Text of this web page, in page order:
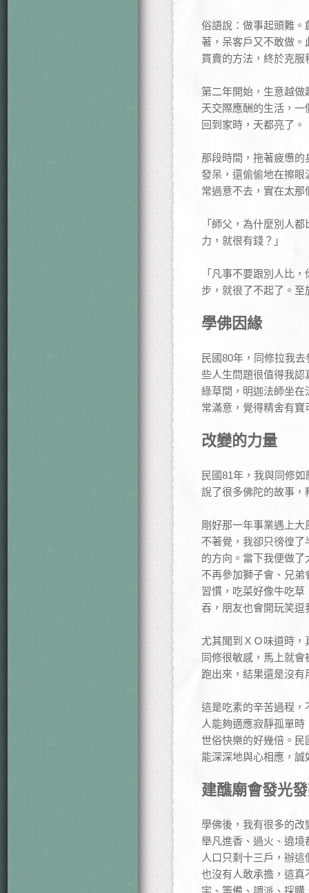
俗語說：做事起頭難
著，呆客戶又不敢做
買賣的方法，終於克
第二年開始，生意越
天交際應酬的生活，
回到家時，天都亮了。
那段時間，拖著疲憊
發呆，還偷偷地在擦
常過意不去，實在太
「師父，為什麼別人
力，就很有錢？」
「凡事不要跟別人比
步，就很了不起了。
學佛因緣
民國80年，同修拉我
些人生問題很值得我
綠草間，明迦法師坐
常滿意，覺得精舍有
改變的力量
民國81年，我與同修
說了很多佛陀的故事
剛好那一年事業遇上
不著覺，我卻只徬徨
的方向。當下我便做
不再參加獅子會、兄
習慣，吃菜好像牛吃
吞，朋友也會開玩笑逗
尤其聞到ＸＯ味道時
同修很敏感，馬上就
跑出來，結果還是沒
這是吃素的辛苦過程
人能夠適應寂靜孤單
世俗快樂的好幾倍。民
能深深地與心相應，
建醮廟會發光
學佛後，我有很多的
舉凡進香、過火、遶
人口只剩十三戶，辦
也沒有人敢承擔，這
宇、籌備、調派、採